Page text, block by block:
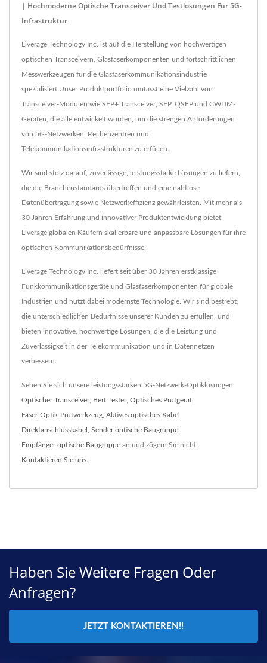
| Hochmoderne Optische Transceiver Und Testlösungen Für 5G-
Infrastruktur
Liverage Technology Inc. ist auf die Herstellung von hochwertigen
optischen Transceivern, Glasfaserkomponenten und fortschrittlichen
Messwerkzeugen für die Glasfaserkommunikationsindustrie
spezialisiert.Unser Produktportfolio umfasst eine Vielzahl von
Transceiver-Modulen wie SFP+ Transceiver, SFP, QSFP und CWDM-
Geräten, die alle entwickelt wurden, um die strengen Anforderungen
von 5G-Netzwerken, Rechenzentren und
Telekommunikationsinfrastrukturen zu erfüllen.
Wir sind stolz darauf, zuverlässige, leistungsstarke Lösungen zu liefern,
die die Branchenstandards übertreffen und eine nahtlose
Datenübertragung sowie Netzwerkeffizienz gewährleisten. Mit mehr als
30 Jahren Erfahrung und innovativer Produktentwicklung bietet
Liverage globalen Käufern skalierbare und anpassbare Lösungen für ihre
optischen Kommunikationsbedürfnisse.
Liverage Technology Inc. liefert seit über 30 Jahren erstklassige
Funkkommunikationsgeräte und Glasfaserkomponenten für globale
Industrien und nutzt dabei modernste Technologie. Wir sind bestrebt,
die unterschiedlichen Bedürfnisse unserer Kunden zu erfüllen, und
bieten innovative, hochwertige Lösungen, die die Leistung und
Zuverlässigkeit in der Telekommunikation und in Datennetzen
verbessern.
Sehen Sie sich unsere leistungsstarken 5G-Netzwerk-Optiklösungen
Optischer Transceiver, Bert Tester, Optisches Prüfgerät
Faser-Optik-Prüfwerkzeug Aktives optisches Kabel
Direktanschlusskabel Sender optische Baugruppe
Empfänger optische Baugruppe an und zögern Sie nicht,
Kontaktieren Sie uns
Haben Sie Weitere Fragen Oder
Anfragen?
JETZT KONTAKTIEREN!!